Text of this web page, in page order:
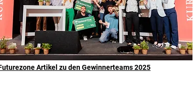
Artikel zu den Gewinnerteams 2025